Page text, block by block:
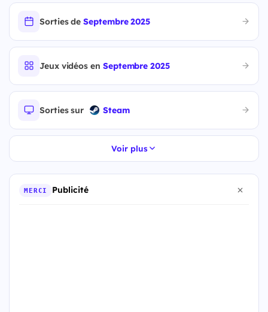
Sorties deSeptembre 2025
Jeux vidéos en Septembre 2025
Sorties sur Steam
Voir plus
MERCI Publicité